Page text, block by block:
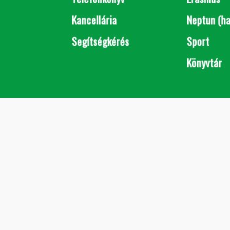
Kancellária
Segítségkérés
Neptun
Sport
Könyvtár